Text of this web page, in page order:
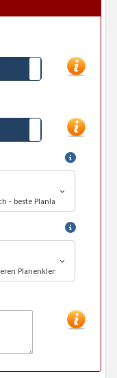
- beste Planlage da kein
Planenklemmen befestigt